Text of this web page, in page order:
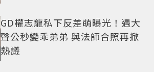
GD權志龍私下反差萌曝光！遇大
聲公秒變乖弟弟 與法師合照再掀
熱議